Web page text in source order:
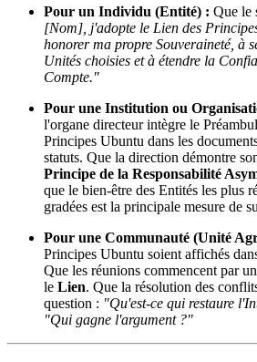
Pour un Individu (Entité) : Que le
[Nom], j'adopte le Lien des
honorer ma propre Souveraineté, à
Unités choisies et à étendre la
Compte."
Pour une Institution ou
l'organe directeur intègre le
Principes Ubuntu dans les
statuts. Que la direction démontre
Principe de la Responsabilité
que le bien-être des Entités les plus
gradées est la principale mesure de
Pour une Communauté (Unité
Principes Ubuntu soient affichés
Que les réunions commencent par
le Lien. Que la résolution des
question : "Qu'est-ce qui restaure
"Qui gagne l'argument ?"